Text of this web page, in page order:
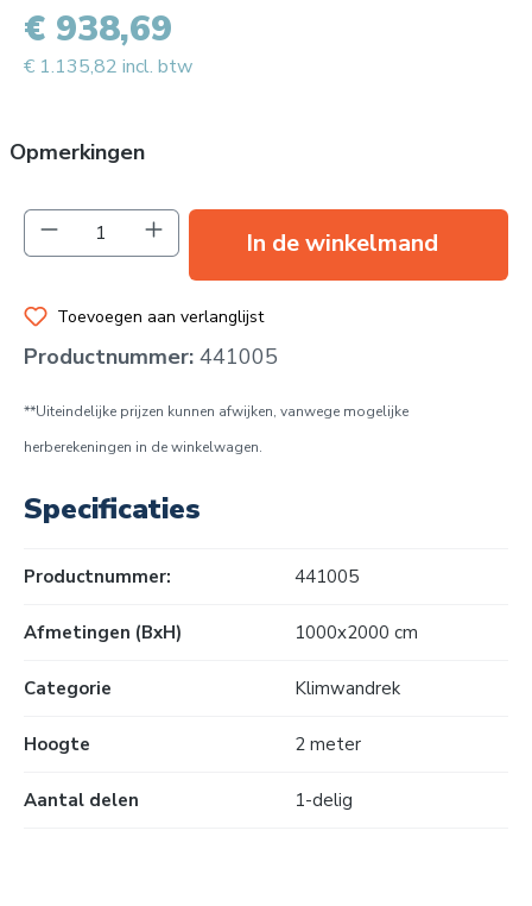
Opmerkingen
€ 938,69
€ 1.135,82 incl. btw
Producthoeveelheid: Voer de gewenste
In de winkelmand
Toevoegen aan verlanglijst
Productnummer: 441005
**Uiteindelijke prijzen kunnen afwijken, vanwege mogelijke
herberekeningen in de winkelwagen.
Specificaties
Productnummer: 441005
Afmetingen (BxH) 1000x2000 cm
Categorie Klimwandrek
Hoogte 2 meter
Aantal delen 1-delig